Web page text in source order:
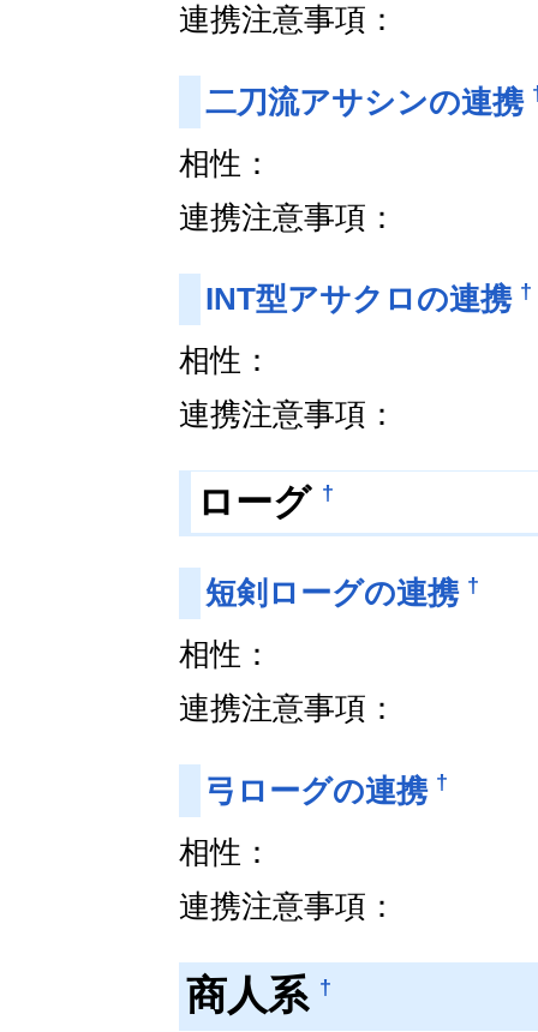
連携注意事項：
二刀流アサシンの連携
相性：
連携注意事項：
INT型アサクロの連携 †
相性：
連携注意事項：
ローグ †
短剣ローグの連携 †
相性：
連携注意事項：
弓ローグの連携 †
相性：
連携注意事項：
商人系 †